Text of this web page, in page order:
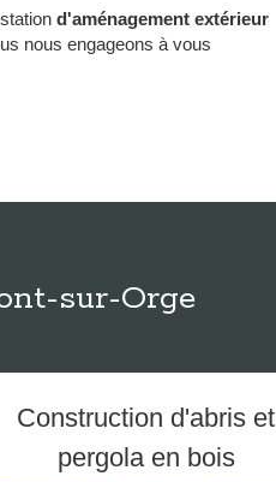
d'aménagement extérieur
nous engageons à vous
sur-Orge
Construction d'abris et
pergola en bois